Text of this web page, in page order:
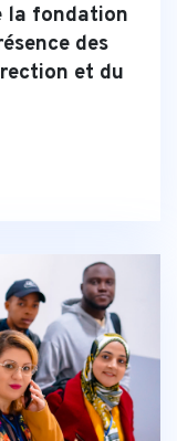
la fondation
des
et du